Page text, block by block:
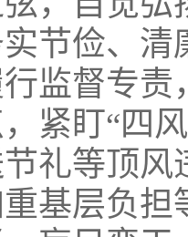
节俭、清
监督专责
紧盯“四
礼等顶
基层负